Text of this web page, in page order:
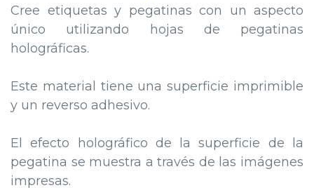
Cree etiquetas y pegatinas con un aspecto
único utilizando hojas de pegatinas
holográficas.
Este material tiene una superficie imprimible
y un reverso adhesivo.
El efecto holográfico de la superficie de la
pegatina se muestra a través de las imágenes
impresas.